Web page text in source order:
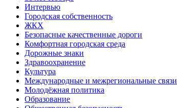
Интервью
Городская собственность
ЖКХ
Безопасные качественные дороги
Комфортная городская среда
Дорожные знаки
Здравоохранение
Культура
Международные и межрегиональные связи
Молодёжная политика
Образование